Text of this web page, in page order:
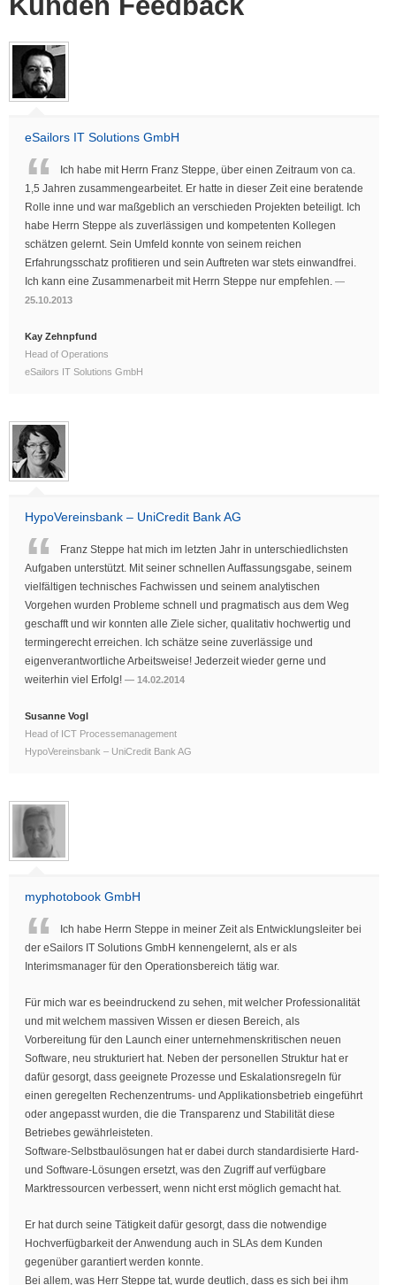
eSailors IT Solutions GmbH
Ich habe mit Herrn Franz Steppe, über einen Zeitraum von ca.
1,5 Jahren zusammengearbeitet. Er hatte in dieser Zeit eine beratende
Rolle inne und war maßgeblich an verschieden Projekten beteiligt. Ich
habe Herrn Steppe als zuverlässigen und kompetenten Kollegen
schätzen gelernt. Sein Umfeld konnte von seinem reichen
Erfahrungsschatz profitieren und sein Auftreten war stets einwandfrei.
Ich kann eine Zusammenarbeit mit Herrn Steppe nur empfehlen.
25.10.2013
Kay Zehnpfund
Head of Operations
eSailors IT Solutions GmbH
HypoVereinsbank – UniCredit Bank AG
Franz Steppe hat mich im letzten Jahr in unterschiedlichsten
Aufgaben unterstützt. Mit seiner schnellen Auffassungsgabe, seinem
vielfältigen technisches Fachwissen und seinem analytischen
Vorgehen wurden Probleme schnell und pragmatisch aus dem Weg
geschafft und wir konnten alle Ziele sicher, qualitativ hochwertig und
termingerecht erreichen. Ich schätze seine zuverlässige und
eigenverantwortliche Arbeitsweise! Jederzeit wieder gerne und
weiterhin viel Erfolg!
14.02.2014
Susanne Vogl
Head of ICT Processemanagement
HypoVereinsbank – UniCredit Bank AG
myphotobook GmbH
Ich habe Herrn Steppe in meiner Zeit als Entwicklungsleiter bei
der eSailors IT Solutions GmbH kennengelernt, als er als
Interimsmanager für den Operationsbereich tätig war.
Für mich war es beeindruckend zu sehen, mit welcher Professionalität
und mit welchem massiven Wissen er diesen Bereich, als
Vorbereitung für den Launch einer unternehmenskritischen neuen
Software, neu strukturiert hat. Neben der personellen Struktur hat er
dafür gesorgt, dass geeignete Prozesse und Eskalationsregeln für
einen geregelten Rechenzentrums- und Applikationsbetrieb eingeführt
oder angepasst wurden, die die Transparenz und Stabilität diese
Betriebes gewährleisteten.
Software-Selbstbaulösungen hat er dabei durch standardisierte Hard-
und Software-Lösungen ersetzt, was den Zugriff auf verfügbare
Marktressourcen verbessert, wenn nicht erst möglich gemacht hat.
Er hat durch seine Tätigkeit dafür gesorgt, dass die notwendige
Hochverfügbarkeit der Anwendung auch in SLAs dem Kunden
gegenüber garantiert werden konnte.
Bei allem, was Herr Steppe tat, wurde deutlich, dass es sich bei ihm